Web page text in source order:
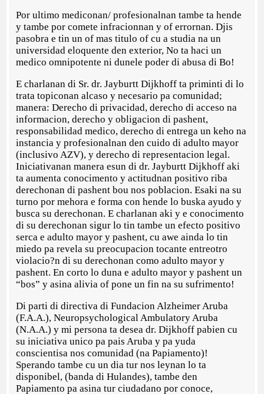
Por ultimo mediconan/ profesionalnan tambe ta hende
y tambe por comete infracionnan y of errornan. Djis
pasobra e tin un of mas titulo of cu a studia na un
universidad eloquente den exterior, No ta haci un
medico omnipotente ni dunele poder di abusa di Bo!
E charlanan di Sr. dr. Jayburtt Dijkhoff ta priminti di lo
trata topiconan alcaso y necesario pa comunidad;
manera: Derecho di privacidad, derecho di acceso na
informacion, derecho y obligacion di pashent,
responsabilidad medico, derecho di entrega un keho na
instancia y profesionalnan den cuido di adulto mayor
(inclusivo AZV), y derecho di representacion legal.
Iniciativanan manera esun di dr. Jayburtt Dijkhoff aki
ta aumenta conocimento y actitudnan positivo riba
derechonan di pashent bou nos poblacion. Esaki na su
turno por mehora e forma con hende lo buska ayudo y
busca su derechonan. E charlanan aki y e conocimento
di su derechonan sigur lo tin tambe un efecto positivo
serca e adulto mayor y pashent, cu awe ainda lo tin
miedo pa revela su preocupacion tocante entreotro
violacio?n di su derechonan como adulto mayor y
pashent. En corto lo duna e adulto mayor y pashent un
“bos” y asina alivia of pone un fin na su sufrimento!
Di parti di directiva di Fundacion Alzheimer Aruba
(F.A.A.), Neuropsychological Ambulatory Aruba
(N.A.A.) y mi persona ta desea dr. Dijkhoff pabien cu
su iniciativa unico pa pais Aruba y pa yuda
conscientisa nos comunidad (na Papiamento)!
Sperando tambe cu un dia tur nos leynan lo ta
disponibel, (banda di Hulandes), tambe den
Papiamento pa asina tur ciudadano por conoce,